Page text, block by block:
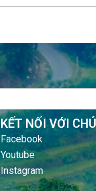
KẾT NỐI VỚI
Facebook
Youtube
Instagram